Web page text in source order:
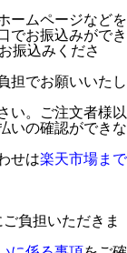
ームページなどを
でお振込みができ
振込みくださ
担でお願いいたし
い。ご注文者様以
いの確認ができな
せは楽天市場まで
負担いただきま